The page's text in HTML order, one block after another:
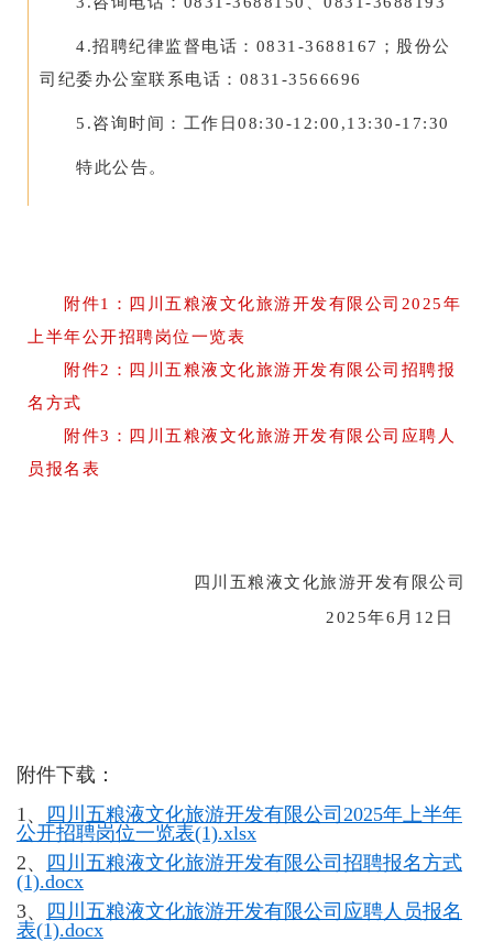
4.招聘纪律监督电话：0831-3688167；股份公
司纪委办公室联系电话：0831-3566696
5.咨询时间：工作日08:30-12:00,13:30-17:30
特此公告。
附件1：四川五粮液文化旅游开发有限公司2025年
上半年公开招聘岗位一览表
附件2：四川五粮液文化旅游开发有限公司招聘报
名方式
附件3：四川五粮液文化旅游开发有限公司应聘人
员报名表
四川五粮液文化旅游开发有限公司
2025年6月12日
附件下载：
1、
四川五粮液文化旅游开发有限公司2025年上半年
公开招聘岗位一览表(1).xlsx
2、
四川五粮液文化旅游开发有限公司招聘报名方式
(1).docx
3、
四川五粮液文化旅游开发有限公司应聘人员报名
表(1).docx